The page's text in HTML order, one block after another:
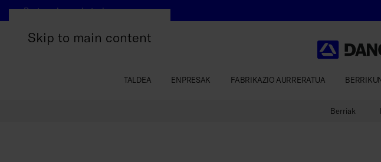
Skip to main content
Beste webgune batzuk
TALDEA ENPRESAK FABRIKAZIO AURRERATUA
Berriak